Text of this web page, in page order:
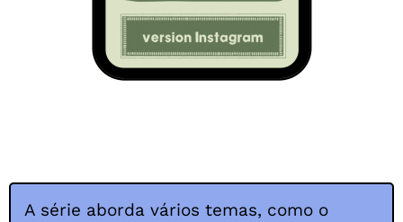
A série aborda vários temas, como o